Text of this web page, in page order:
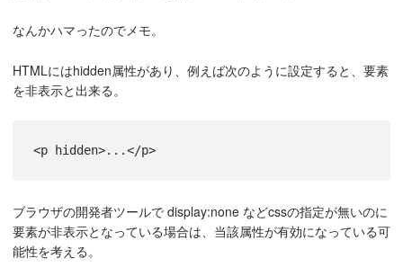
なんかハマったのでメモ。
HTMLにはhidden属性があり、例えば次のように設定すると、要素
を非表示と出来る。
<p hidden>...</p>
ブラウザの開発者ツールで display:none などcssの指定が無いのに
要素が非表示となっている場合は、当該属性が有効になっている可
能性を考える。